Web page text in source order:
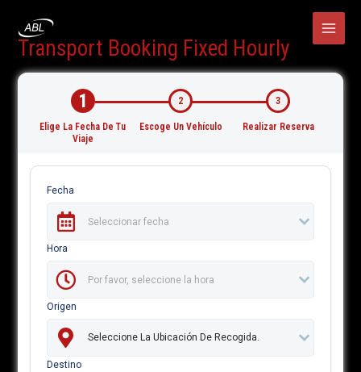
contenido
Transport Booking Fixed Hourly
1
Elige La Fecha De Tu
Viaje
2
Escoge Un Vehículo
3
Realizar Reserva
Fecha
Hora
Origen
Destino